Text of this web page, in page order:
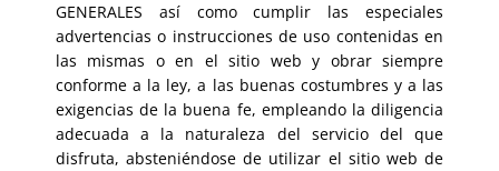
GENERALES así como cumplir las especiales
advertencias o instrucciones de uso contenidas en
las mismas o en el sitio web y obrar siempre
conforme a la ley, a las buenas costumbres y a las
exigencias de la buena fe, empleando la diligencia
adecuada a la naturaleza del servicio del que
disfruta, absteniéndose de utilizar el sitio web de